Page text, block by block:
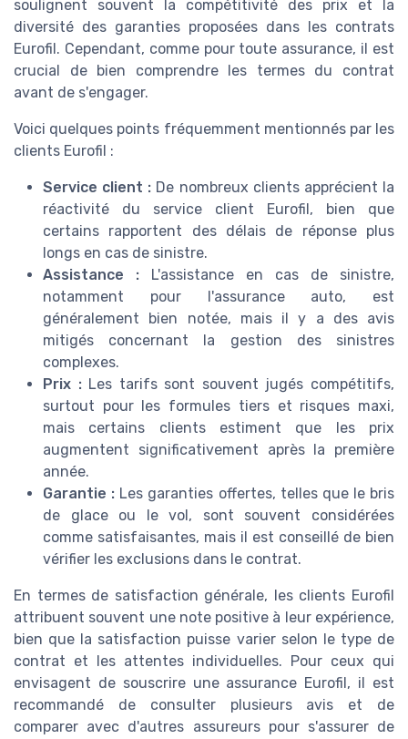
soulignent souvent la compétitivité des prix et la
diversité des garanties proposées dans les contrats
Eurofil. Cependant, comme pour toute assurance, il est
crucial de bien comprendre les termes du contrat
avant de s'engager.
Voici quelques points fréquemment mentionnés par les
clients Eurofil :
Service client : De nombreux clients apprécient la
réactivité du service client Eurofil, bien que
certains rapportent des délais de réponse plus
longs en cas de sinistre.
Assistance : L'assistance en cas de sinistre,
notamment pour l'assurance auto, est
généralement bien notée, mais il y a des avis
mitigés concernant la gestion des sinistres
complexes.
Prix :Les tarifs sont souvent jugés compétitifs,
surtout pour les formules tiers et risques maxi,
mais certains clients estiment que les prix
augmentent significativement après la première
année.
Garantie : Les garanties offertes, telles que le bris
de glace ou le vol, sont souvent considérées
comme satisfaisantes, mais il est conseillé de bien
vérifier les exclusions dans le contrat.
En termes de satisfaction générale, les clients Eurofil
attribuent souvent une note positive à leur expérience,
bien que la satisfaction puisse varier selon le type de
contrat et les attentes individuelles. Pour ceux qui
envisagent de souscrire une assurance Eurofil, il est
recommandé de consulter plusieurs avis et de
comparer avec d'autres assureurs pour s'assurer de